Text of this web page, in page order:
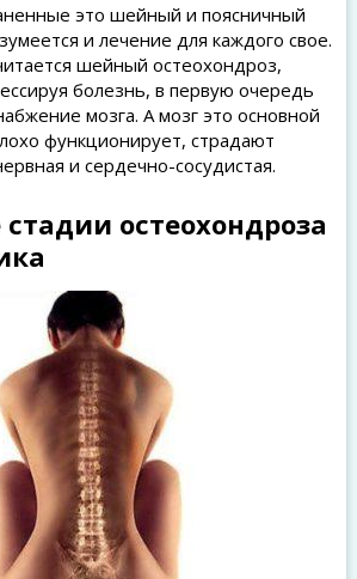
это шейный и поясничный
и лечение для каждого свое.
шейный остеохондроз,
болезнь, в первую очередь
мозга. А мозг это основной
функционирует, страдают
и сердечно-сосудистая.
остеохондроза